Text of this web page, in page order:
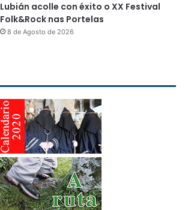
Lubián acolle con éxito o XX Festival
Folk&Rock nas Portelas
8 de Agosto de 2026